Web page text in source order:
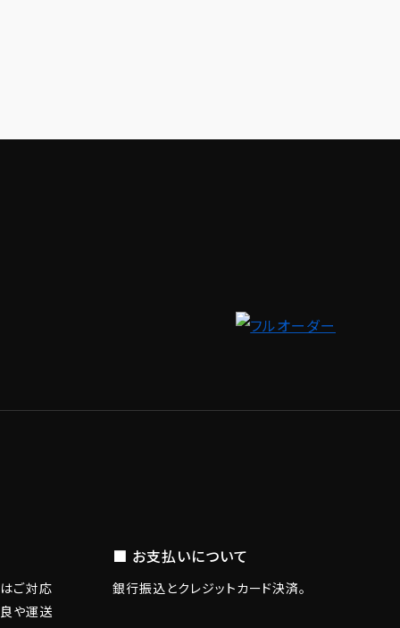
ご対応
や運送
■ お支払いについて
銀行振込とクレジットカード決済。